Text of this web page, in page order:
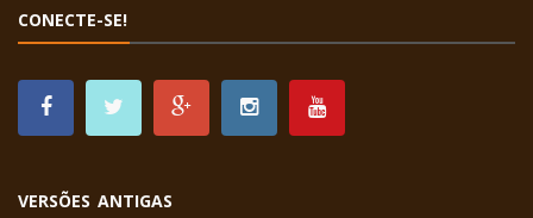
CONECTE-SE!
VERSÕES ANTIGAS